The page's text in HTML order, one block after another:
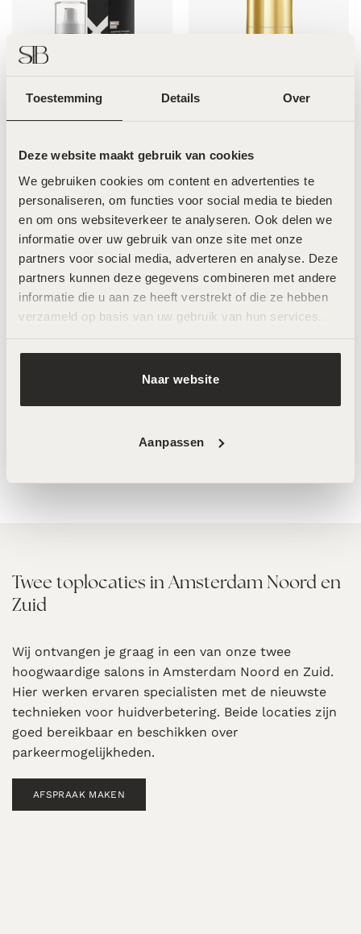
Toestemming Details Over
Deze website maakt gebruik van cookies
We gebruiken cookies om content en advertenties te
personaliseren, om functies voor social media te bieden
en om ons websiteverkeer te analyseren. Ook delen we
informatie over uw gebruik van onze site met onze
partners voor social media, adverteren en analyse. Deze
partners kunnen deze gegevens combineren met andere
informatie die u aan ze heeft verstrekt of die ze hebben
verzameld op basis van uw gebruik van hun services.
Naar website
Aanpassen
pHFormula Meso Boost –
€79,00
LABAREAU The Volume –
€98,00
Bodylotion – 200ml
Twee toplocaties in Amsterdam Noord en
Zuid
Wij ontvangen je graag in een van onze twee
hoogwaardige salons in Amsterdam Noord en Zuid.
Hier werken ervaren specialisten met de nieuwste
technieken voor huidverbetering. Beide locaties zijn
goed bereikbaar en beschikken over
parkeermogelijkheden.
AFSPRAAK MAKEN